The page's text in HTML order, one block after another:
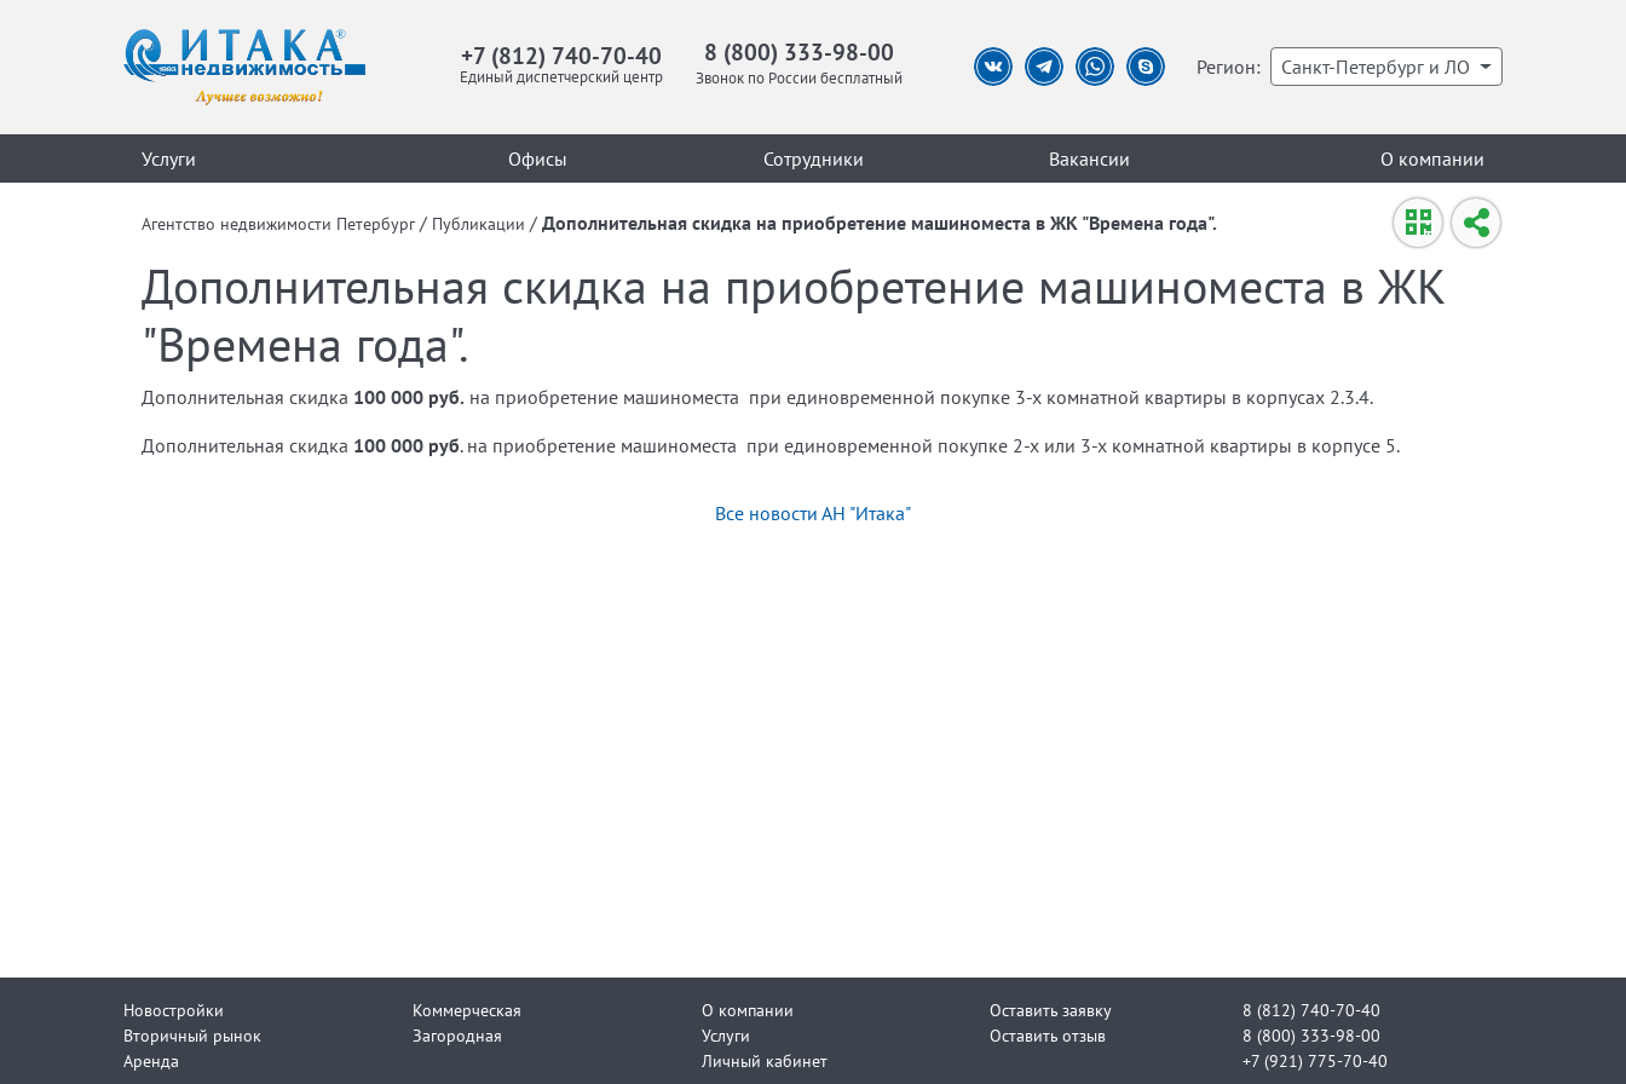
+7 (812) 740-70-40
Единый диспетчерский центр
8 (800) 333-98-00
Звонок по России бесплатный Регион: Санкт-Петербург и ЛО
Услуги Офисы Сотрудники Вакансии О компании
Агентство недвижимости Петербург / Публикации / Дополнительная скидка на приобретение машиноместа в ЖК "Времена года".
Дополнительная скидка на приобретение машиноместа в ЖК
"Времена года".
Дополнительная скидка 100 000 руб. на приобретение машиноместа при единовременной покупке 3-х комнатной квартиры в корпусах 2.3.4.
Дополнительная скидка 100 000 руб. на приобретение машиноместа при единовременной покупке 2-х или 3-х комнатной квартиры в корпусе 5.
Все новости АН "Итака"
Новостройки
Вторичный рынок
Аренда
Коммерческая
Загородная
О компании
Услуги
Личный кабинет
Оставить заявку
Оставить отзыв
8 (812) 740-70-40
8 (800) 333-98-00
+7 (921) 775-70-40